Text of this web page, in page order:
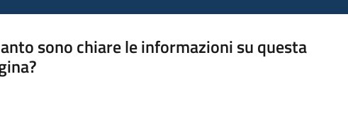
sono chiare le informazioni su questa